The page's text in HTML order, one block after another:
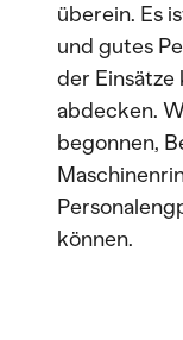
überein. Es
und gutes
der Einsätze
abdecken.
begonnen,
können.